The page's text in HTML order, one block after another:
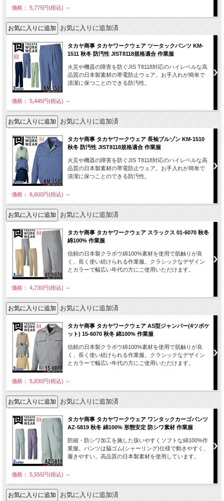
価格： 5,775円(税込) ～
お気に入りに追加済
タカヤ商事 タカヤワークウェア ツータックパンツ KM-
1511 秋冬 防汚性 JIST8118規格適合 作業服
火災や機器の障害を防ぐJIS T8118対応のハイレベルな高
品質の日本製素材の帯電防止ウェア。お手入れが簡単で
清潔に保つことのできる防汚性。
価格： 5,445円(税込) ～
お気に入りに追加済
タカヤ商事 タカヤワークウェア 長袖ブルゾン KM-1510
秋冬 防汚性 JIST8118規格適合 作業服
火災や機器の障害を防ぐJIS T8118対応のハイレベルな高
品質の日本製素材の帯電防止ウェア。お手入れが簡単で
清潔に保つことのできる防汚性。
価格： 6,600円(税込) ～
お気に入りに追加済
タカヤ商事 タカヤワークウェア スラックス 01-6070 秋冬
綿100% 作業服
信頼の日本製クラボウ綿100%素材を使用で肌触りが良
く、長く使い続けられる作業服。クラシックなデザイン
とカラーで幅広い年代の方にご使用いただけます。
価格： 4,730円(税込) ～
お気に入りに追加済
タカヤ商事 タカヤワークウェア AS型ジャンパー(4ツポケ
ット) 15-6070 秋冬 綿100% 作業服
信頼の日本製クラボウ綿100%素材を使用で肌触りが良
く、長く使い続けられる作業服。クラシックなデザイン
とカラーで幅広い年代の方にご使用いただけます。
価格： 5,830円(税込) ～
お気に入りに追加済
タカヤ商事 タカヤワークウェア ワンタックカーゴパンツ
AZ-5819 秋冬 綿100% 形態安定 防シワ素材 作業服
防縮・防シワ加工を施した扱いやすくソフトな綿100%作
業服。パンツは脇ゴム(シャーリング)仕様で動きやすく、
履きやすい。高品質の日本製素材を使用しています。
価格： 5,555円(税込) ～
お気に入りに追加済